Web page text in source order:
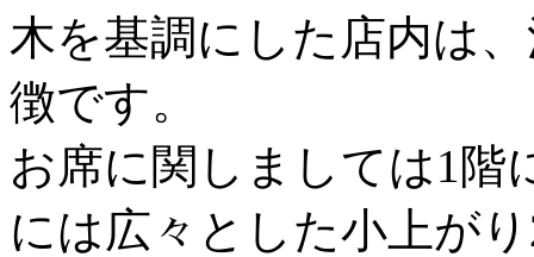
木を基調にした店内は
徴です。
お席に関しましては1階
には広々とした小上が